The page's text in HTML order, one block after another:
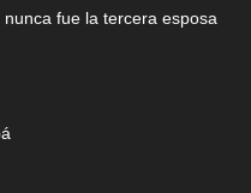
fue la tercera esposa